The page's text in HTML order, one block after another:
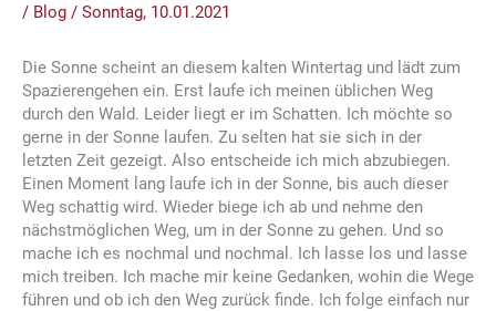
/ Blog / Sonntag, 10.01.2021
Die Sonne scheint an diesem kalten Wintertag und lädt zum
Spazierengehen ein. Erst laufe ich meinen üblichen Weg
durch den Wald. Leider liegt er im Schatten. Ich möchte so
gerne in der Sonne laufen. Zu selten hat sie sich in der
letzten Zeit gezeigt. Also entscheide ich mich abzubiegen.
Einen Moment lang laufe ich in der Sonne, bis auch dieser
Weg schattig wird. Wieder biege ich ab und nehme den
nächstmöglichen Weg, um in der Sonne zu gehen. Und so
mache ich es nochmal und nochmal. Ich lasse los und lasse
mich treiben. Ich mache mir keine Gedanken, wohin die Wege
führen und ob ich den Weg zurück finde. Ich folge einfach nur